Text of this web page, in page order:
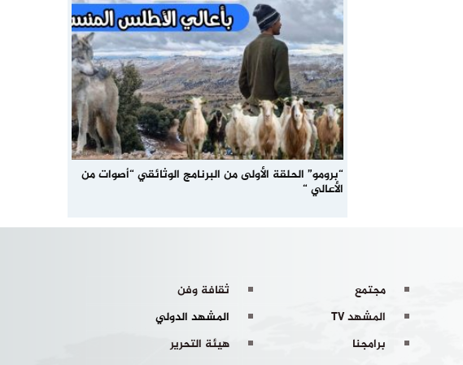
“برومو” الحلقة الأولى من البرنامج الوثائقي “أصوات من
الأعالي “
مجتمع
المشهد TV
برامجنا
ثقافة وفن
المشهد الدولي
هيئة التحرير